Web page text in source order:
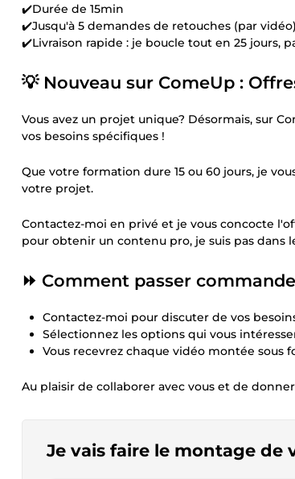
✔️Durée de 15min
✔️Jusqu'à 5 demandes de retouches (par vidéo)
✔️Livraison rapide : je boucle tout en 25 jours,
💡 Nouveau sur ComeUp :
Vous avez un projet unique? Désormais, sur
vos besoins spécifiques !
Que votre formation dure 15 ou 60 jours, je
votre projet.
Contactez-moi en privé et je vous concocte
pour obtenir un contenu pro, je suis pas dans
⏩ Comment passer
Contactez-moi pour discuter de vos
Sélectionnez les options qui vous
Vous recevrez chaque vidéo montée sous
Au plaisir de collaborer avec vous et de
Je vais faire le montage de